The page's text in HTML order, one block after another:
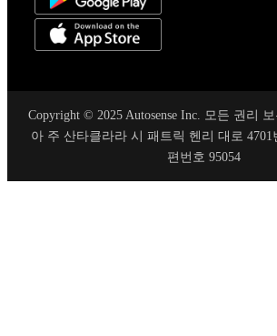
Copyright © 2025 Autosense Inc. 모든 권리
아 주 산타클라라 시 패트릭 헨리 대로 4701
편번호 95054